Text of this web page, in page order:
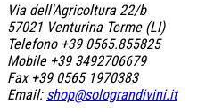
Via dell'Agricoltura 22/b
57021 Venturina Terme (LI)
Telefono +39 0565.855825
Mobile +39 3492706679
Fax +39 0565 1970383
Email: shop@solograndivini.it